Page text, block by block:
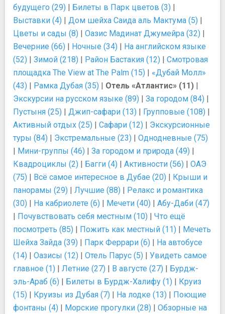
будущего (29) | Билеты в Парк цветов (3) |
Выставки (4) | Дом шейха Саида аль Мактума (5) |
Цветы и сады (8) | Оазис Мадинат Джумейра (32) |
Вечерние (66) | Ночные (34) | На английском языке
(52) | Зимой (218) | Район Бастакия (12) | Смотровая
площадка The View at The Palm (15) | «Дубай Молл»
(43) | Рамка Дубая (35) | Отель «Атлантис» (11) |
Экскурсии на русском языке (89) | За городом (84) |
Пустыня (25) | Джип-сафари (13) | Групповые (108) |
Активный отдых (25) | Сафари (12) | Экскурсионные
туры (84) | Экстремальные (23) | Однодневные (75)
| Мини-группы (46) | За городом и природа (49) |
Квадроциклы (2) | Багги (4) | Активности (56) | ОАЭ
(75) | Всё самое интересное в Дубае (20) | Крыши и
панорамы (29) | Лучшие (88) | Релакс и романтика
(30) | На кабриолете (6) | Мечети (40) | Абу-Даби (47)
| Почувствовать себя местным (10) | Что ещё
посмотреть (85) | Пожить как местный (11) | Мечеть
Шейха Зайда (39) | Парк Феррари (6) | На автобусе
(14) | Оазисы (12) | Отель Парус (5) | Увидеть самое
главное (1) | Летние (27) | В августе (27) | Бурдж-
эль-Араб (6) | Билеты в Бурдж-Халифу (1) | Круиз
(15) | Круизы из Дубая (7) | На лодке (13) | Поющие
фонтаны (4) | Морские прогулки (28) | Обзорные на